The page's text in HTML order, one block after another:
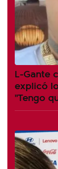
L-Gante
explicó
"Tengo